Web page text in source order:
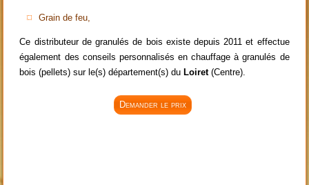
Grain de feu,
Ce distributeur de granulés de bois existe depuis 2011 et effectue
également des conseils personnalisés en chauffage à granulés de
bois (pellets) sur le(s) département(s) du Loiret(Centre).
Demander le prix